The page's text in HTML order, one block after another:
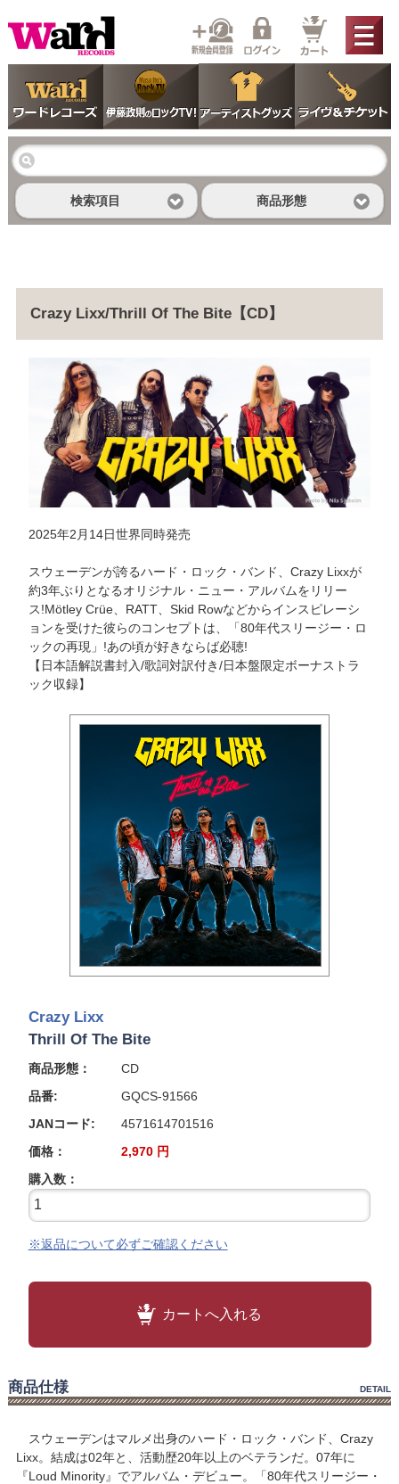
検索項目 商品形態
Crazy Lixx/Thrill Of The Bite【CD】
2025年2月14日世界同時発売
スウェーデンが誇るハード・ロック・バンド、Crazy Lixxが
約3年ぶりとなるオリジナル・ニュー・アルバムをリリー
ス!Mötley Crüe、RATT、Skid Rowなどからインスピレーシ
ョンを受けた彼らのコンセプトは、「80年代スリージー・ロ
ックの再現」!あの頃が好きならば必聴!
【日本語解説書封入/歌詞対訳付き/日本盤限定ボーナストラ
ック収録】
Crazy Lixx
Thrill Of The Bite
商品形態：
CD
品番:
GQCS-91566
JANコード:
4571614701516
価格：
2,970 円
購入数：
※返品について必ずご確認ください
カートへ入れる
商品仕様 DETAIL
スウェーデンはマルメ出身のハード・ロック・バンド、Crazy
Lixx。結成は02年と、活動歴20年以上のベテランだ。07年に
『Loud Minority』でアルバム・デビュー。「80年代スリージー・